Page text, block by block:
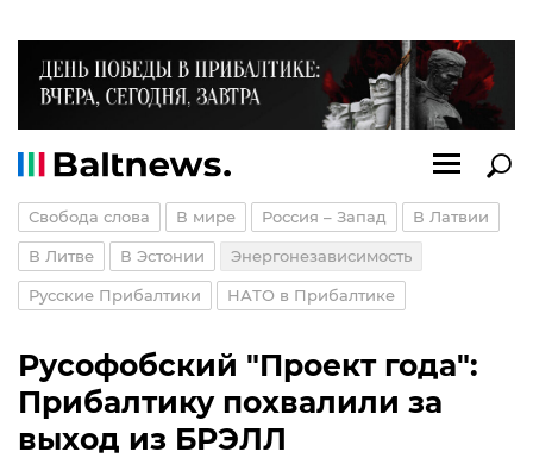
Свобода слова В мире Россия – Запад В Латвии
В Литве В Эстонии Энергонезависимость
Русские Прибалтики НАТО в Прибалтике
Русофобский "Проект года":
Прибалтику похвалили за
выход из БРЭЛЛ